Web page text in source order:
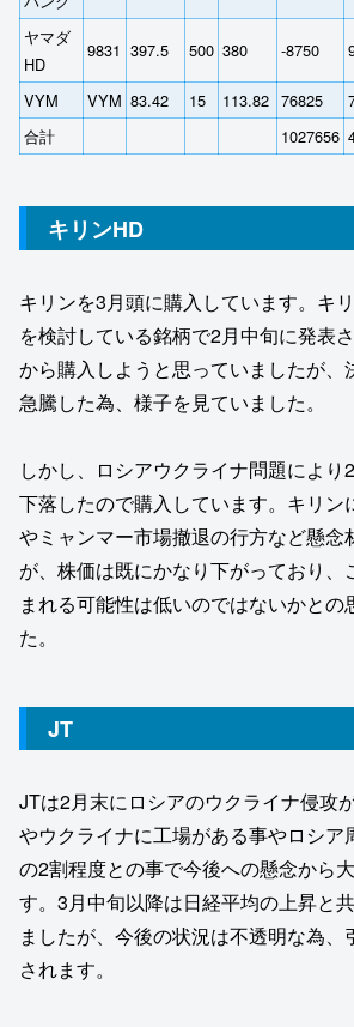
ヤマダ
HD
9831 397.5 500 380 -8750
VYM VYM 83.42 15 113.82 76825
合計
1027656
キリンHD
キリンを3月頭に購入しています。キ
を検討している銘柄で2月中旬に発表
から購入しようと思っていましたが、
急騰した為、様子を見ていました。
しかし、ロシアウクライナ問題によ
下落したので購入しています。キリン
やミャンマー市場撤退の行方など懸念
が、株価は既にかなり下がっており、
まれる可能性は低いのではないかとの
た。
JT
JTは2月末にロシアのウクライナ侵攻
やウクライナに工場がある事やロシア
の2割程度との事で今後への懸念から
す。3月中旬以降は日経平均の上昇と
ましたが、今後の状況は不透明な為、
されます。